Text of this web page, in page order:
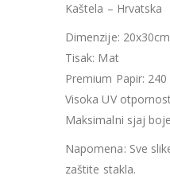
Kaštela – Hrvatska
Dimenzije:
Tisak: Mat
Premium Papir: 240
Visoka UV
Maksimalni sjaj boje
Napomena: Sve
zaštite stakla.